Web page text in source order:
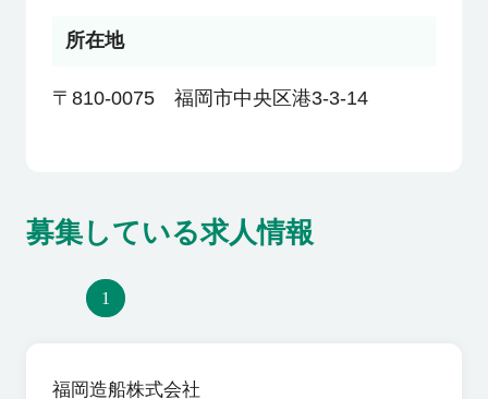
所在地
〒810-0075 福岡市中央区港3-3-14
募集している求人情報
1
福岡造船株式会社